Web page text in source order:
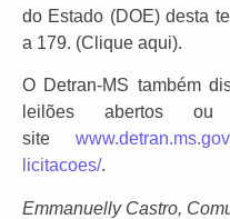
do Estado (DOE) desta
a 179. (Clique aqui).
O Detran-MS também
leilões abertos
site
licitacoes/.
Emmanuelly Castro,